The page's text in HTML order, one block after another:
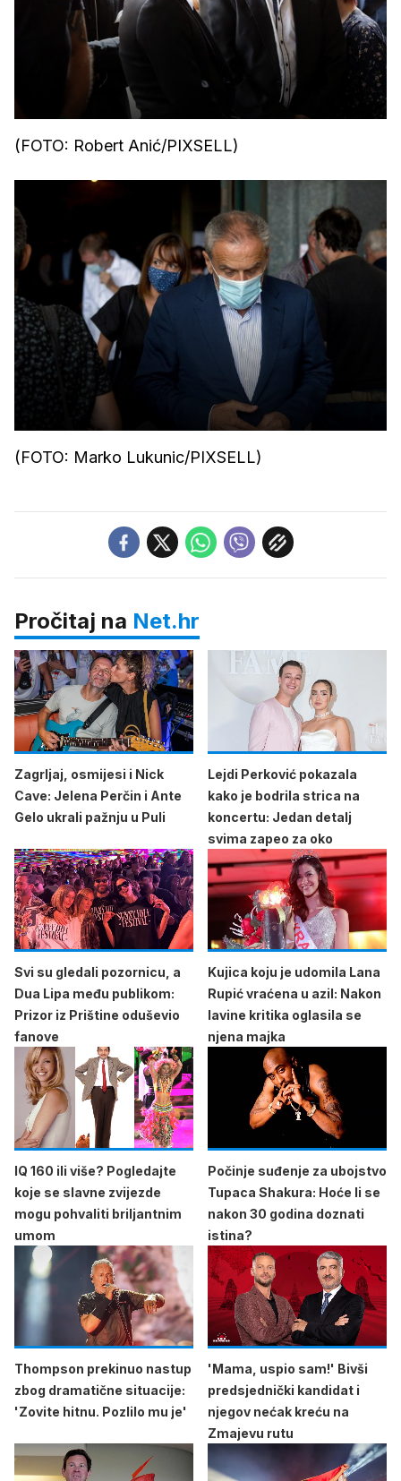
(FOTO: Robert Anić/PIXSELL)
(FOTO: Marko Lukunic/PIXSELL)
Pročitaj na Net.hr
Zagrljaj, osmijesi i Nick
Cave: Jelena Perčin i Ante
Gelo ukrali pažnju u Puli
Lejdi Perković pokazala
kako je bodrila strica na
koncertu: Jedan detalj
svima zapeo za oko
Svi su gledali pozornicu, a
Dua Lipa među publikom:
Prizor iz Prištine oduševio
fanove
Kujica koju je udomila Lana
Rupić vraćena u azil: Nakon
lavine kritika oglasila se
njena majka
IQ 160 ili više? Pogledajte
koje se slavne zvijezde
mogu pohvaliti briljantnim
umom
Počinje suđenje za ubojstvo
Tupaca Shakura: Hoće li se
nakon 30 godina doznati
istina?
Thompson prekinuo nastup
zbog dramatične situacije:
'Zovite hitnu. Pozlilo mu je'
'Mama, uspio sam!' Bivši
predsjednički kandidat i
njegov nećak kreću na
Zmajevu rutu